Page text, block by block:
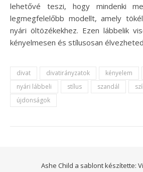
lehetővé teszi, hogy mindenki
legmegfelelőbb modellt, amely
nyári öltözékekhez. Ezen lábbelik
kényelmesen és stílusosan
divat divatirányzatok kényelem
nyári lábbeli
stílus szandál
újdonságok
Ashe Child a sablont készítette: